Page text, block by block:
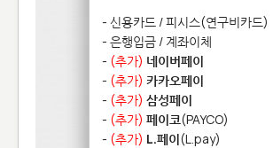
- 신용카드 / 피시스(연구비카드)
- 은행입금 / 계좌이체
- (추가) 네이버페이
- (추가) 카카오페이
- (추가) 삼성페이
- (추가) 페이코(PAYCO)
- (추가) L.페이(L.pay)